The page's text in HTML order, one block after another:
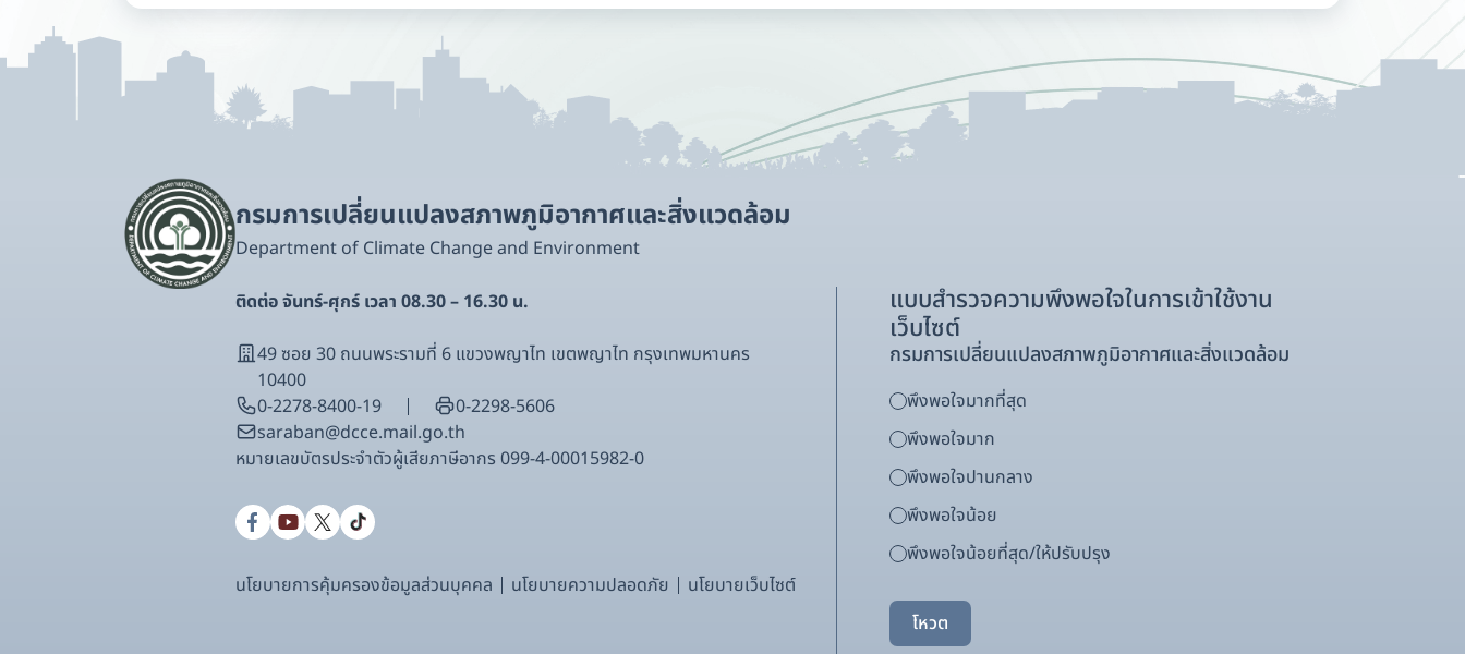
กรมการเปลี่ยนแปลงสภาพภูมิอากาศและสิ่งแวดล้อม
Department of Climate Change and Environment
ติดต่อ จันทร์-ศุกร์ เวลา 08.30 – 16.30 น.
49 ซอย 30 ถนนพระรามที่ 6 แขวงพญาไท เขตพญาไท กรุงเทพมหานคร
10400
0-2278-8400-19
0-2298-5606
saraban@dcce.mail.go.th
หมายเลขบัตรประจําตัวผู้เสียภาษีอากร 099-4-00015982-0
นโยบายการคุ้มครองข้อมูลส่วนบุคคล นโยบายความปลอดภัย นโยบายเว็บไซต์
แบบสำรวจความพึงพอใจในการเข้าใช้งาน
เว็บไซต์
กรมการเปลี่ยนแปลงสภาพภูมิอากาศและสิ่งแวดล้อม
พึงพอใจมากที่สุด
พึงพอใจมาก
พึงพอใจปานกลาง
พึงพอใจน้อย
พึงพอใจน้อยที่สุด/ให้ปรับปรุง
โหวต